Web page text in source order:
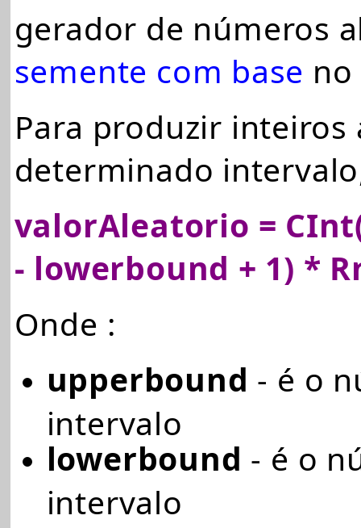
gerador de números
semente com base
Para produzir
determinado
valorAleatorio =
- lowerbound + 1) *
Onde :
upperbound - é o
intervalo
lowerbound - é o
intervalo